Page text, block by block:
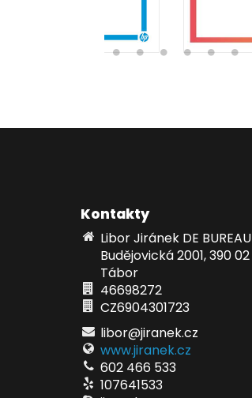
Kontakty
Libor Jiránek DE BUREAU
Budějovická 2001, 390 02
Tábor
46698272
CZ6904301723
libor@jiranek.cz
www.jiranek.cz
602 466 533
107641533